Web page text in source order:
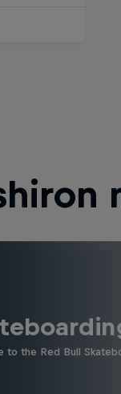
to the Red Bull